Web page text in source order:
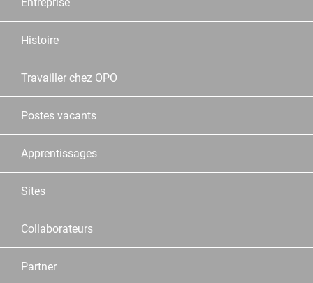
Entreprise
Histoire
Travailler chez OPO
Postes vacants
Apprentissages
Sites
Collaborateurs
Partner